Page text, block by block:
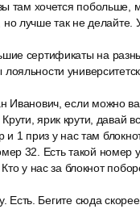
там хочется побольше,
лучше так не делайте.
сертификаты на
Иванович, если можно
ярик крути, давай
1 приз у нас там
32. Есть такой номер
у нас за блокнот
Есть. Бегите сюда